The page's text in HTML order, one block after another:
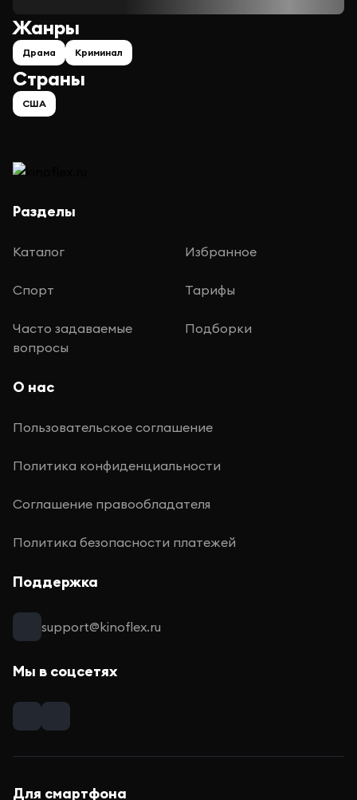
Страны
США
Жанры
Драма Криминал
Разделы
Каталог Избранное
Спорт Тарифы
Часто задаваемые
вопросы
Подборки
О нас
Пользовательское соглашение
Политика конфиденциальности
Соглашение правообладателя
Политика безопасности платежей
Поддержка
support@kinoflex.ru
Мы в соцсетях
Для смартфона